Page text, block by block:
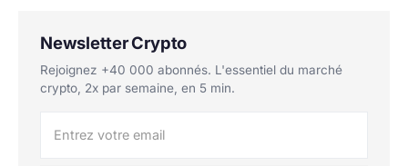
Newsletter Crypto
Rejoignez +40 000 abonnés. L'essentiel du marché
crypto, 2x par semaine, en 5 min.